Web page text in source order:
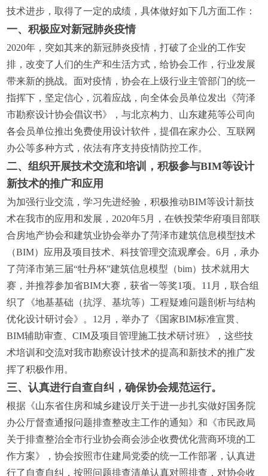
技术进步，取得了一定的成绩，具体做好如下几方面工作：
一、积极应对新冠肺炎疫情
2020年，突如其来的新冠肺炎疫情，打破了企业的工作安
排，改变了人们的生产和生活方式，给协会工作，行业发展
带来新的挑战。面对疫情，协会在上级行业主管部门的统一
指挥下，坚定信心，沉着应战，向全体会员单位发出《菏泽
市勘察设计协会倡议书》，与北京构力、山东建苑等公司向
各会员单位推出免费使用设计软件，提倡在家办公、互联网
办公等多种方式，依法有序支持疫情防控工作。
二、组织开展技术交流和培训，积极参与BIM等设计
新技术的推广和应用
为加强行业交流，学习先进经验，积极推动BIM等设计新技
术在我市的应用和发展，2020年5月，在铁投荣华府项目部联
合房地产协会和建筑业协会举办了菏泽市建筑信息模型技术
（BIM）应用及项目技术、科技管理交流观摩会。6月，承办
了菏泽市第三届“牡丹杯”建筑信息模型（bim）技术就用大
赛，并推荐参加省BIM大赛，获省一等奖1项。11月，联合组
织了《地基基础（抗浮、基坑等）工程疑难问题剖析与结构
优化设计研讨会》。12月，举办了《国家BIM标准宣贯、
BIM辅助审查、CIM及项目管理施工技术研讨班》，这些技
术培训和交流对我市勘察设计技术的提高和新技术的推广发
挥了积极作用。
三、认真进行自查自纠，确保协会规范运行。
根据《山东省住房和城乡建设厅关于进一步扎实做好国务院
办公厅督查通报问题排查整改主工作的通知》和《市民政局
关于排查整治全市行业协会商会涉企收费优化营商环境的工
作方案》，协会按照市住建局党委的统一工作部署，认真进
行了自查自纠，按照问题排查清单认真对照排查，对协会收